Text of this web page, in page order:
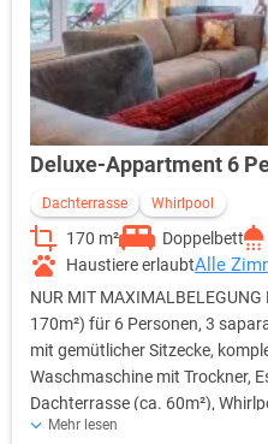
Handtuchwechsel, Küche) •
(zzgl. inkl. Bettwäschewechsel)
Deluxe-Appartment 6
Dachterrasse Whirlpool
170 m² Doppelbett
Haustiere erlaubtAlle
NUR MIT
170m²) für 6 Personen, 3
mit gemütlicher Sitzecke,
Waschmaschine mit Trockner,
Dachterrasse (ca. 60m²),
Zimmersafe, kostenfreies W-
Mehr lesen